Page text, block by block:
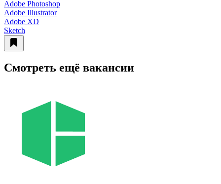
Adobe Photoshop
Adobe Illustrator
Adobe XD
Sketch
Смотреть ещё вакансии